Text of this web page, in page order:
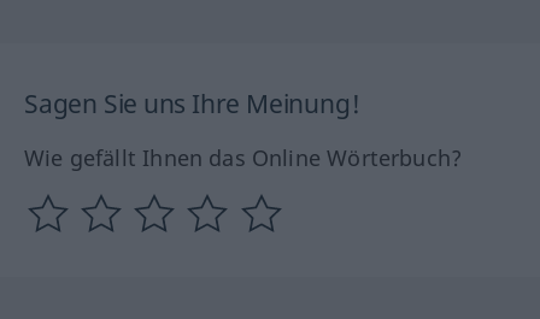
Sagen Sie uns Ihre Meinung!
Wie gefällt Ihnen das Online Wörterbuch?